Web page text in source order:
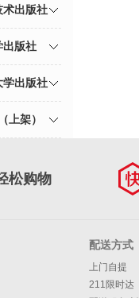
术出版社
出版社
学出版社
上架）
松购物
配送方式
上门自提
211限时达